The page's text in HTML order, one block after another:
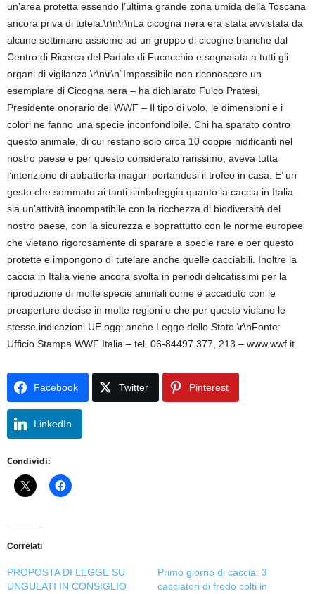
un’area protetta essendo l’ultima grande zona umida della Toscana
ancora priva di tutela.\r\n\r\nLa cicogna nera era stata avvistata da
alcune settimane assieme ad un gruppo di cicogne bianche dal
Centro di Ricerca del Padule di Fucecchio e segnalata a tutti gli
organi di vigilanza.\r\n\r\n“Impossibile non riconoscere un
esemplare di Cicogna nera – ha dichiarato Fulco Pratesi,
Presidente onorario del WWF – Il tipo di volo, le dimensioni e i
colori ne fanno una specie inconfondibile. Chi ha sparato contro
questo animale, di cui restano solo circa 10 coppie nidificanti nel
nostro paese e per questo considerato rarissimo, aveva tutta
l’intenzione di abbatterla magari portandosi il trofeo in casa. E’ un
gesto che sommato ai tanti simboleggia quanto la caccia in Italia
sia un’attività incompatibile con la ricchezza di biodiversità del
nostro paese, con la sicurezza e soprattutto con le norme europee
che vietano rigorosamente di sparare a specie rare e per questo
protette e impongono di tutelare anche quelle cacciabili. Inoltre la
caccia in Italia viene ancora svolta in periodi delicatissimi per la
riproduzione di molte specie animali come è accaduto con le
preaperture decise in molte regioni e che per questo violano le
stesse indicazioni UE oggi anche Legge dello Stato.\r\nFonte:
Ufficio Stampa WWF Italia – tel. 06-84497.377, 213 – www.wwf.it
Facebook Twitter Pinterest
LinkedIn
Condividi:
Correlati
PROPOSTA DI LEGGE SU
UNGULATI IN CONSIGLIO
Primo giorno di caccia: 3
cacciatori di frodo colti in